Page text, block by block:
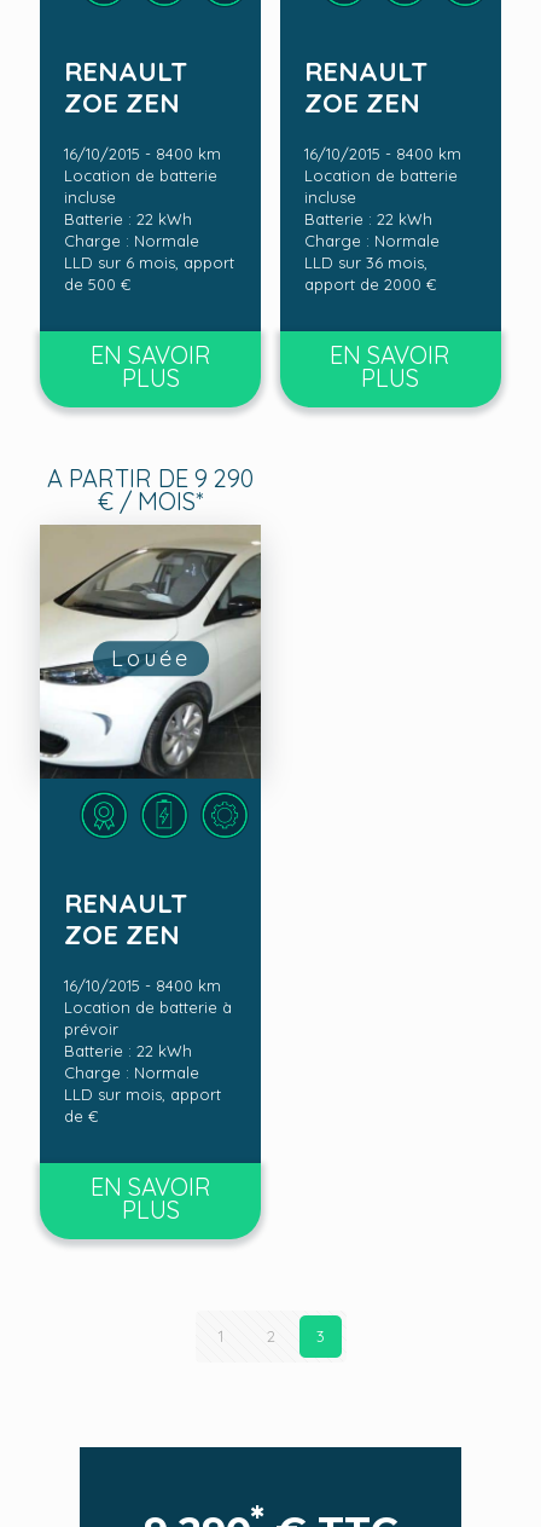
RENAULT
ZOE ZEN
16/10/2015 - 8400 km
Location de batterie
incluse
Batterie : 22 kWh
Charge : Normale
LLD sur 6 mois, apport
de 500 €
EN SAVOIR
PLUS
RENAULT
ZOE ZEN
16/10/2015 - 8400 km
Location de batterie
incluse
Batterie : 22 kWh
Charge : Normale
LLD sur 36 mois,
apport de 2000 €
EN SAVOIR
PLUS
A PARTIR DE 9 290
€ / MOIS*
Louée
RENAULT
ZOE ZEN
16/10/2015 - 8400 km
Location de batterie à
prévoir
Batterie : 22 kWh
Charge : Normale
LLD sur mois, apport
de €
EN SAVOIR
PLUS
1 2 3